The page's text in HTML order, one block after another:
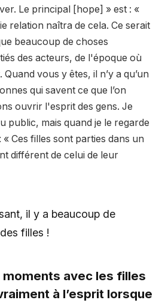
Le principal [hope] » est : «
relation naîtra de cela. Ce serait
beaucoup de choses
des acteurs, de l'époque où
vous y êtes, il n’y a qu’un
qui savent ce que l’on
ouvrir l'esprit des gens. Je
public, mais quand je le regarde
« Ces filles sont parties dans un
différent de celui de leur
il y a beaucoup de
filles !
avec les filles
à l’esprit lorsque